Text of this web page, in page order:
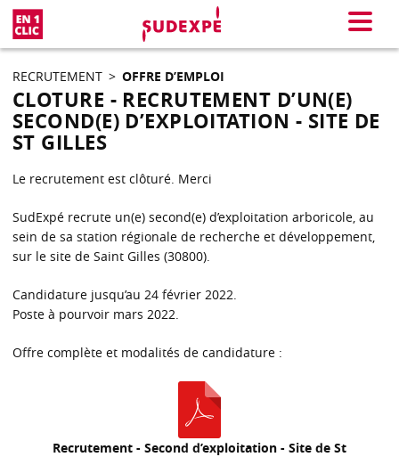
Menu
RECRUTEMENT > OFFRE D’EMPLOI
CLOTURE - RECRUTEMENT D’UN(E)
SECOND(E) D’EXPLOITATION - SITE DE
ST GILLES
Le recrutement est clôturé. Merci
SudExpé recrute un(e) second(e) d’exploitation arboricole, au
sein de sa station régionale de recherche et développement,
sur le site de Saint Gilles (30800).
Candidature jusqu’au 24 février 2022.
Poste à pourvoir mars 2022.
Offre complète et modalités de candidature :
Recrutement - Second d’exploitation - Site de St